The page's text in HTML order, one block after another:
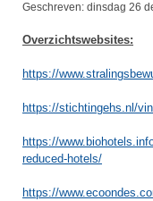
Geschreven: dinsdag 26
Overzichtswebsites:
https://
https://stichtingehs.nl/
https://
reduced-hotels/
https://